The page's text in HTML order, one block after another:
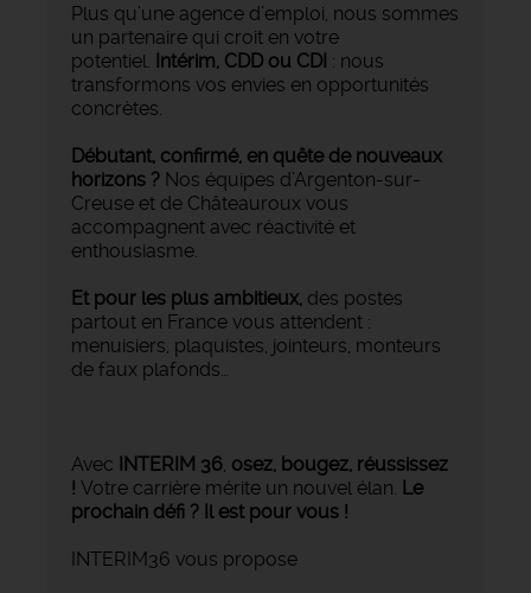
Plus qu’une agence d’emploi, nous sommes
un partenaire qui croit en votre
potentiel. Intérim, CDD ou CDI : nous
transformons vos envies en opportunités
concrètes.
Débutant, confirmé, en quête de nouveaux
horizons ? Nos équipes d’Argenton-sur-
Creuse et de Châteauroux vous
accompagnent avec réactivité et
enthousiasme.
Et pour les plus ambitieux, des postes
partout en France vous attendent :
menuisiers, plaquistes, jointeurs, monteurs
de faux plafonds…
Avec INTERIM 36, osez, bougez, réussissez
! Votre carrière mérite un nouvel élan. Le
prochain défi ? Il est pour vous !
INTERIM36 vous propose